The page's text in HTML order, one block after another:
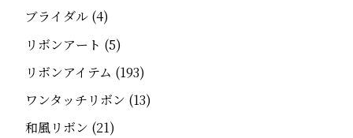
ブライダル (4)
リボンアート (5)
リボンアイテム (193)
ワンタッチリボン (13)
和風リボン (21)